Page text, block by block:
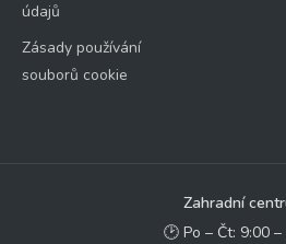
údajů
Zásady používání
souborů cookie
Zahradní
🕑 Po – Čt: 9:00